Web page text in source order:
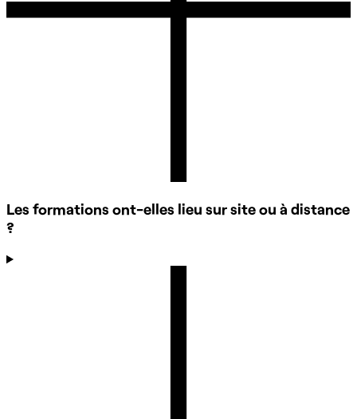
Les formations ont-elles lieu sur site ou à distance
?